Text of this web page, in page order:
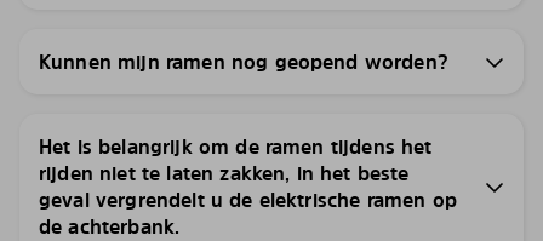
Kunnen mijn ramen nog geopend worden?
Het is belangrijk om de ramen tijdens het
rijden niet te laten zakken, in het beste
geval vergrendelt u de elektrische ramen op
de achterbank.